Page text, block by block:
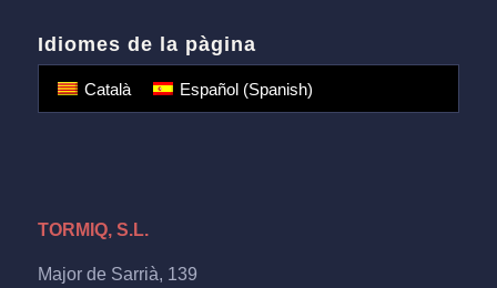
Idiomes de la pàgina
Català Español(Spanish)
TORMIQ, S.L.
Major de Sarrià, 139